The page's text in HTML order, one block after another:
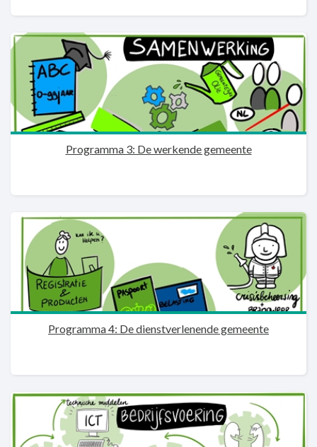
Programma 3: De werkende gemeente
Programma 4: De dienstverlenende gemeente